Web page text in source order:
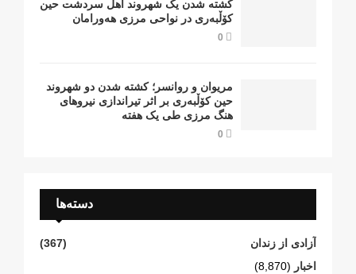
کشتە شدن یک شهروند اهل سردشت حین
کۆڵبەری در نواحی مرزی هەورامان
0
مریوان و روانسر؛ کشته شدن دو شهروند
حین کۆڵبەری بر اثر تیراندازی نیروهای
هنگ مرزی طی یک هفته
0
دسته‌ها
آزادی از زندان
(367)
اخبار (8,870)